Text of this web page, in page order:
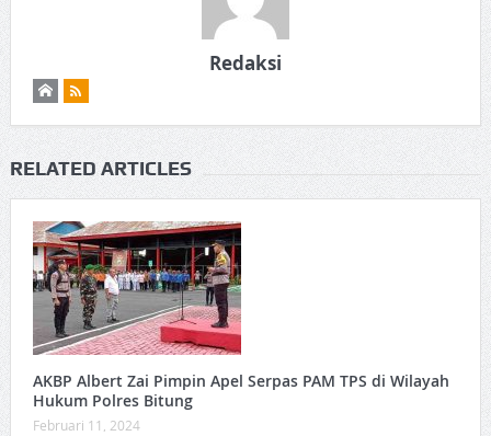
Redaksi
RELATED ARTICLES
AKBP Albert Zai Pimpin Apel Serpas PAM TPS di Wilayah
Hukum Polres Bitung
Februari 11, 2024